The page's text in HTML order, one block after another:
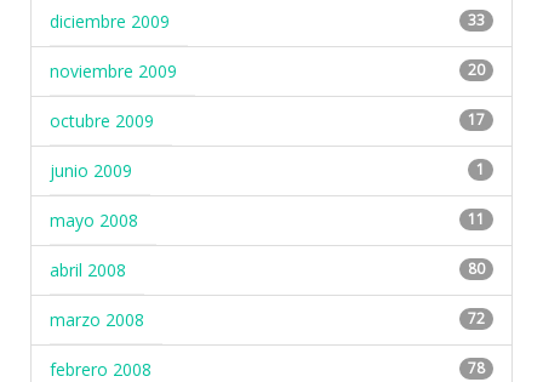
diciembre 2009 33
noviembre 2009 20
octubre 2009 17
junio 2009 1
mayo 2008 11
abril 2008 80
marzo 2008 72
febrero 2008 78